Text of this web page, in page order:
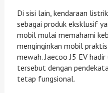
Di sisi lain, kendaraan
sebagai produk eksklusif
mobil mulai memahami
menginginkan mobil
mewah. Jaecoo J5 EV
tersebut dengan
tetap fungsional.